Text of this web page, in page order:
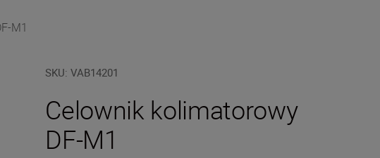
M1
SKU:VAB14201
Celownik kolimatorowy
DF-M1